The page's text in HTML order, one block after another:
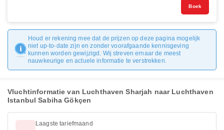
Boek
Houd er rekening mee dat de prijzen op deze pagina mogelijk
niet up-to-date zijn en zonder voorafgaande kennisgeving
kunnen worden gewijzigd. Wij streven ernaar de meest
nauwkeurige en actuele informatie te verstrekken.
Vluchtinformatie van Luchthaven Sharjah naar Luchthaven
Istanbul Sabiha Gökçen
Laagste tariefmaand